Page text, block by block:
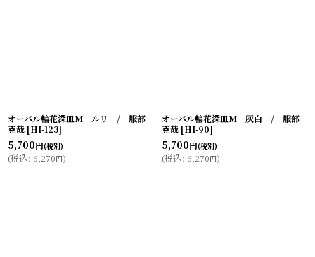
オーバル輪花深皿M ルリ / 服部
克哉 [HI-123]
5,700円(税別)
(税込: 6,270円)
オーバル輪花深皿M 灰白 / 服部
克哉 [HI-90]
5,700円(税別)
(税込: 6,270円)